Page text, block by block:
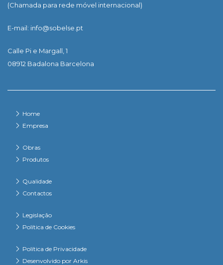
(Chamada para rede móvel internacional)
E-mail: info@sobelse.pt
Calle Pi e Margall, 1
08912 Badalona Barcelona
Home
Empresa
Obras
Produtos
Qualidade
Contactos
Legislação
Política de Cookies
Política de Privacidade
Desenvolvido por Arkis